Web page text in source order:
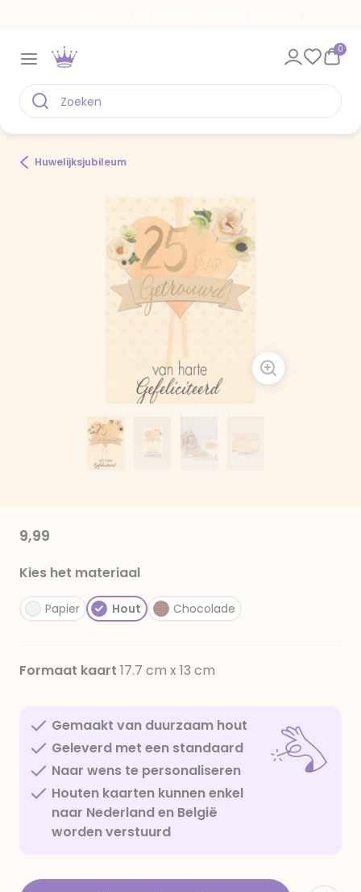
0
Huwelijksjubileum
9,99
Kies het materiaal
Papier Hout Chocolade
Formaat kaart 17.7 cm x 13 cm
Gemaakt van duurzaam hout
Geleverd met een standaard
Naar wens te personaliseren
Houten kaarten kunnen enkel
naar Nederland en België
worden verstuurd